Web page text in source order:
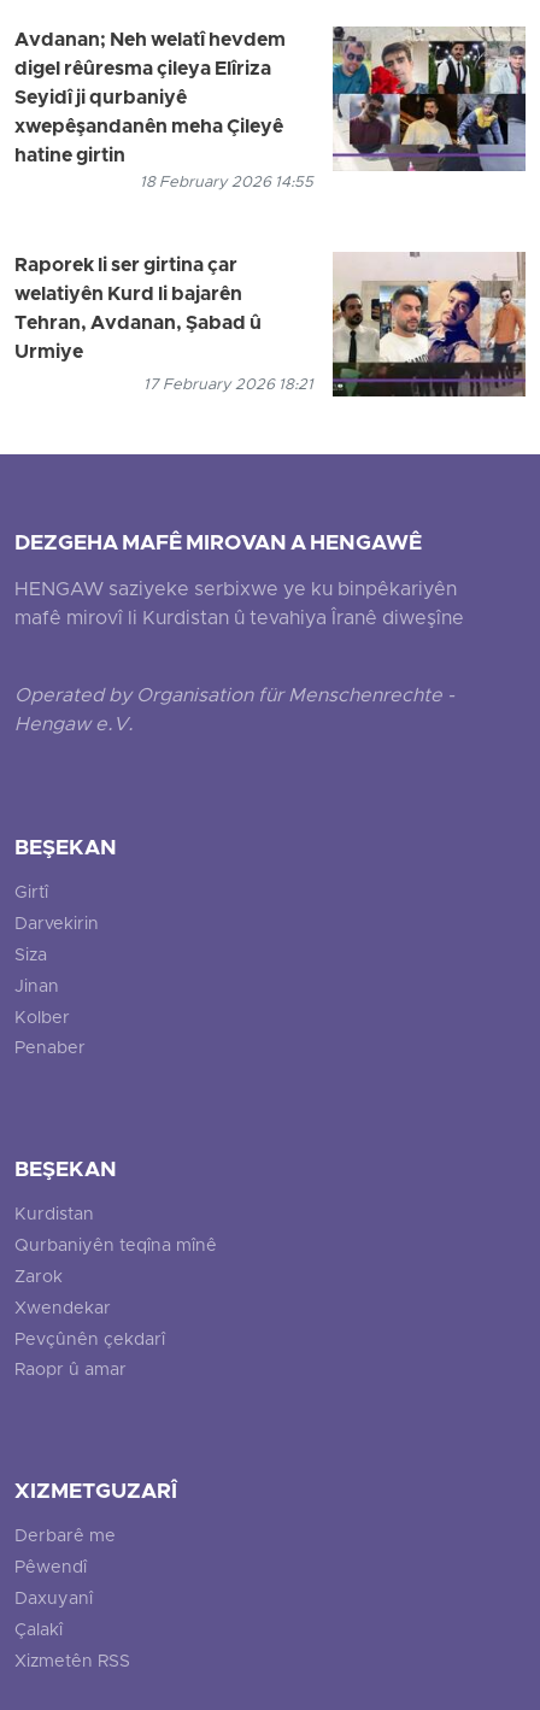
Avdanan; Neh welatî hevdem
digel rêûresma çileya Elîriza
Seyidî ji qurbaniyê
xwepêşandanên meha Çileyê
hatine girtin
18 February 2026 14:55
Raporek li ser girtina çar
welatiyên Kurd li bajarên
Tehran, Avdanan, Şabad û
Urmiye
17 February 2026 18:21
DEZGEHA MAFÊ MIROVAN A HENGAWÊ
HENGAW saziyeke serbixwe ye ku binpêkariyên
mafê mirovî li Kurdistan û tevahiya Îranê diweşîne
Operated by Organisation für Menschenrechte -
Hengaw e.V.
BEŞEKAN
Girtî
Darvekirin
Siza
Jinan
Kolber
Penaber
BEŞEKAN
Kurdistan
Qurbaniyên teqîna mînê
Zarok
Xwendekar
Pevçûnên çekdarî
Raopr û amar
XIZMETGUZARÎ
Derbarê me
Pêwendî
Daxuyanî
Çalakî
Xizmetên RSS